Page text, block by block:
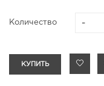
Количество
КУПИТЬ